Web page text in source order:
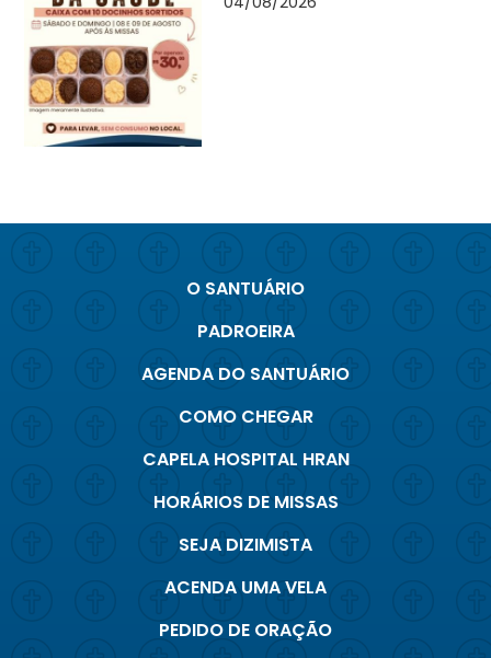
O SANTUÁRIO
PADROEIRA
AGENDA DO SANTUÁRIO
COMO CHEGAR
CAPELA HOSPITAL HRAN
HORÁRIOS DE MISSAS
SEJA DIZIMISTA
ACENDA UMA VELA
PEDIDO DE ORAÇÃO